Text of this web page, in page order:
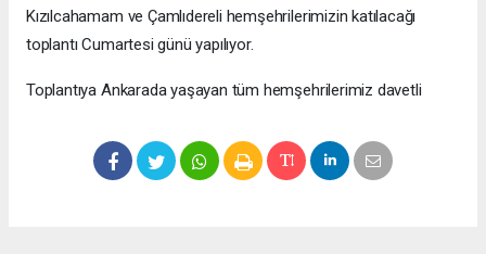
Kızılcahamam ve Çamlıdereli hemşehrilerimizin katılacağı
toplantı Cumartesi günü yapılıyor.
Toplantıya Ankarada yaşayan tüm hemşehrilerimiz davetli